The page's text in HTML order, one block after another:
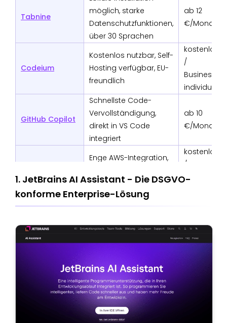
Tabnine
möglich, starke
Datenschutzfunktionen,
über 30 Sprachen
ab 12
€/Monat
Codeium
Kostenlos nutzbar, Self-
Hosting verfügbar, EU-
freundlich
kostenlos
/
Business
individuell
GitHub Copilot
Schnellste Code-
Vervollständigung,
direkt in VS Code
integriert
ab 10
€/Monat
CodeWhisperer
Enge AWS-Integration,
Scans
kostenlos
/
Enterprise
4.5
& Text, API-Zugriff
1. JetBrains AI Assistant - Die DSGVO-
konforme Enterprise-Lösung